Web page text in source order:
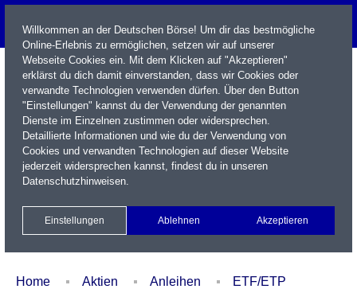
Name / WKN / ISIN / Kürzel
Xetra Realtime
Watchlist Portfolio Login
Home Aktien Anleihen
ETF/ETP
Willkommen an der Deutschen Börse! Um dir das bestmögliche
Online-Erlebnis zu ermöglichen, setzen wir auf unserer
Webseite Cookies ein. Mit dem Klicken auf "Akzeptieren"
erklärst du dich damit einverstanden, dass wir Cookies oder
verwandte Technologien verwenden dürfen. Über den Button
"Einstellungen" kannst du der Verwendung der genannten
Dienste im Einzelnen zustimmen oder widersprechen.
Detaillierte Informationen und wie du der Verwendung von
Cookies und verwandten Technologien auf dieser Website
jederzeit widersprechen kannst, findest du in unseren
Datenschutzhinweisen.
Einstellungen Ablehnen Akzeptieren